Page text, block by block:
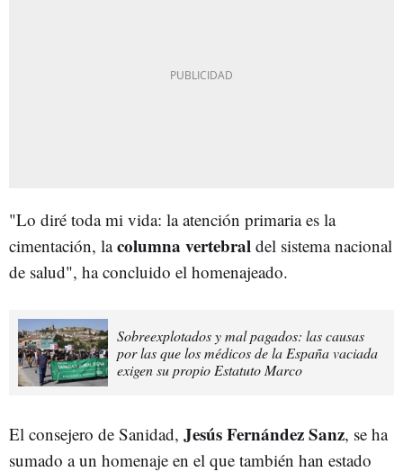
"Lo diré toda mi vida: la atención primaria es la
cimentación, lacolumna vertebral del sistema nacional
de salud", ha concluido el homenajeado.
Sobreexplotados y mal pagados: las causas
por las que los médicos de la España vaciada
exigen su propio Estatuto Marco
El consejero de Sanidad, Jesús Fernández Sanz, se ha
sumado a un homenaje en el que también han estado